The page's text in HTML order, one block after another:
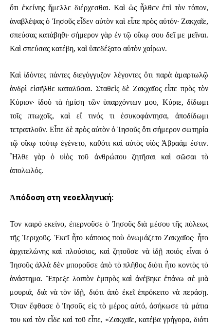
ὅτι ἐκείνης ἤμελλε διέρχεσθαι. Καὶ ὡς ἦλθεν ἐπὶ τὸν τόπον,
ἀναβλέψας ὁ Ἰησοῦς εἶδεν αὐτὸν καὶ εἶπε πρὸς αὐτόν· Ζακχαῖε,
σπεύσας κατάβηθι· σήμερον γὰρ ἐν τῷ οἴκῳ σου δεῖ με μεῖναι.
Καὶ σπεύσας κατέβη, καὶ ὑπεδέξατο αὐτὸν χαίρων.
Καὶ ἰδόντες πάντες διεγόγγυζον λέγοντες ὅτι παρὰ ἁμαρτωλῷ
ἀνδρὶ εἰσῆλθε καταλῦσαι. Σταθεὶς δὲ Ζακχαῖος εἶπε πρὸς τὸν
Κύριον· ἰδοὺ τὰ ἡμίση τῶν ὑπαρχόντων μου, Κύριε, δίδωμι
τοῖς πτωχοῖς, καὶ εἴ τινός τι ἐσυκοφάντησα, ἀποδίδωμι
τετραπλοῦν. Εἶπε δὲ πρὸς αὐτὸν ὁ Ἰησοῦς ὅτι σήμερον σωτηρία
τῷ οἴκῳ τούτῳ ἐγένετο, καθότι καὶ αὐτὸς υἱὸς Ἀβραάμ ἐστιν.
Ἦλθε γὰρ ὁ υἱὸς τοῦ ἀνθρώπου ζητῆσαι καὶ σῶσαι τὸ
ἀπολωλός.
Ἀπόδοση στη νεοελληνική:
Τον καιρό εκείνο, ἐπερνοῦσε ὁ Ἰησοῦς διὰ μέσου τῆς πόλεως
τῆς Ἱεριχοῦς. Ἐκεῖ ἦτο κάποιος ποὺ ὀνωμάζετο Ζακχαῖος· ἦτο
ἀρχιτελώνης καὶ πλούσιος, καὶ ζητοῦσε νὰ ἰδῇ ποιός εἶναι ὁ
Ἰησοῦς ἀλλὰ δὲν μποροῦσε ἀπὸ τὸ πλῆθος διότι ἦτο κοντὸς τὸ
ἀνάστημα. Ἔτρεξε λοιπὸν ἐμπρὸς καὶ ἀνέβηκε ἐπάνω σὲ μιὰ
μουριά, διὰ νὰ τὸν ἰδῇ, διότι ἀπὸ ἐκεῖ ἐπρόκειτο νὰ περάσῃ.
Ὅταν ἔφθασε ὁ Ἰησοῦς εἰς τὸ μέρος αὐτό, ἀσήκωσε τὰ μάτια
του καὶ τὸν εἶδε καὶ τοῦ εἶπε, «Ζακχαῖε, κατέβα γρήγορα, διότι